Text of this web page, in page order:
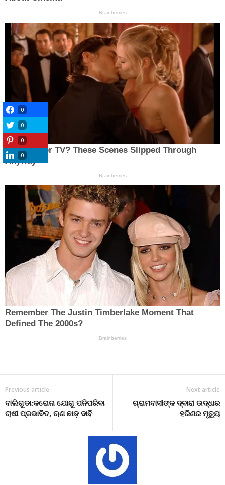
Previous article
ବାଲିଗୁଡା:କରୋନା ଯୋଗୁ ପନିପରିବା
ଚାଷୀ ପ୍ରଭାବିତ, ଋଣ ଛାଡ଼ ଦାବି
Next article
ଗ୍ରାମବାସୀଙ୍କ ଦ୍ବାରା ଉଦ୍ଧାର
ହରିଣର ମୃତ୍ୟୁ
0
0
0
0